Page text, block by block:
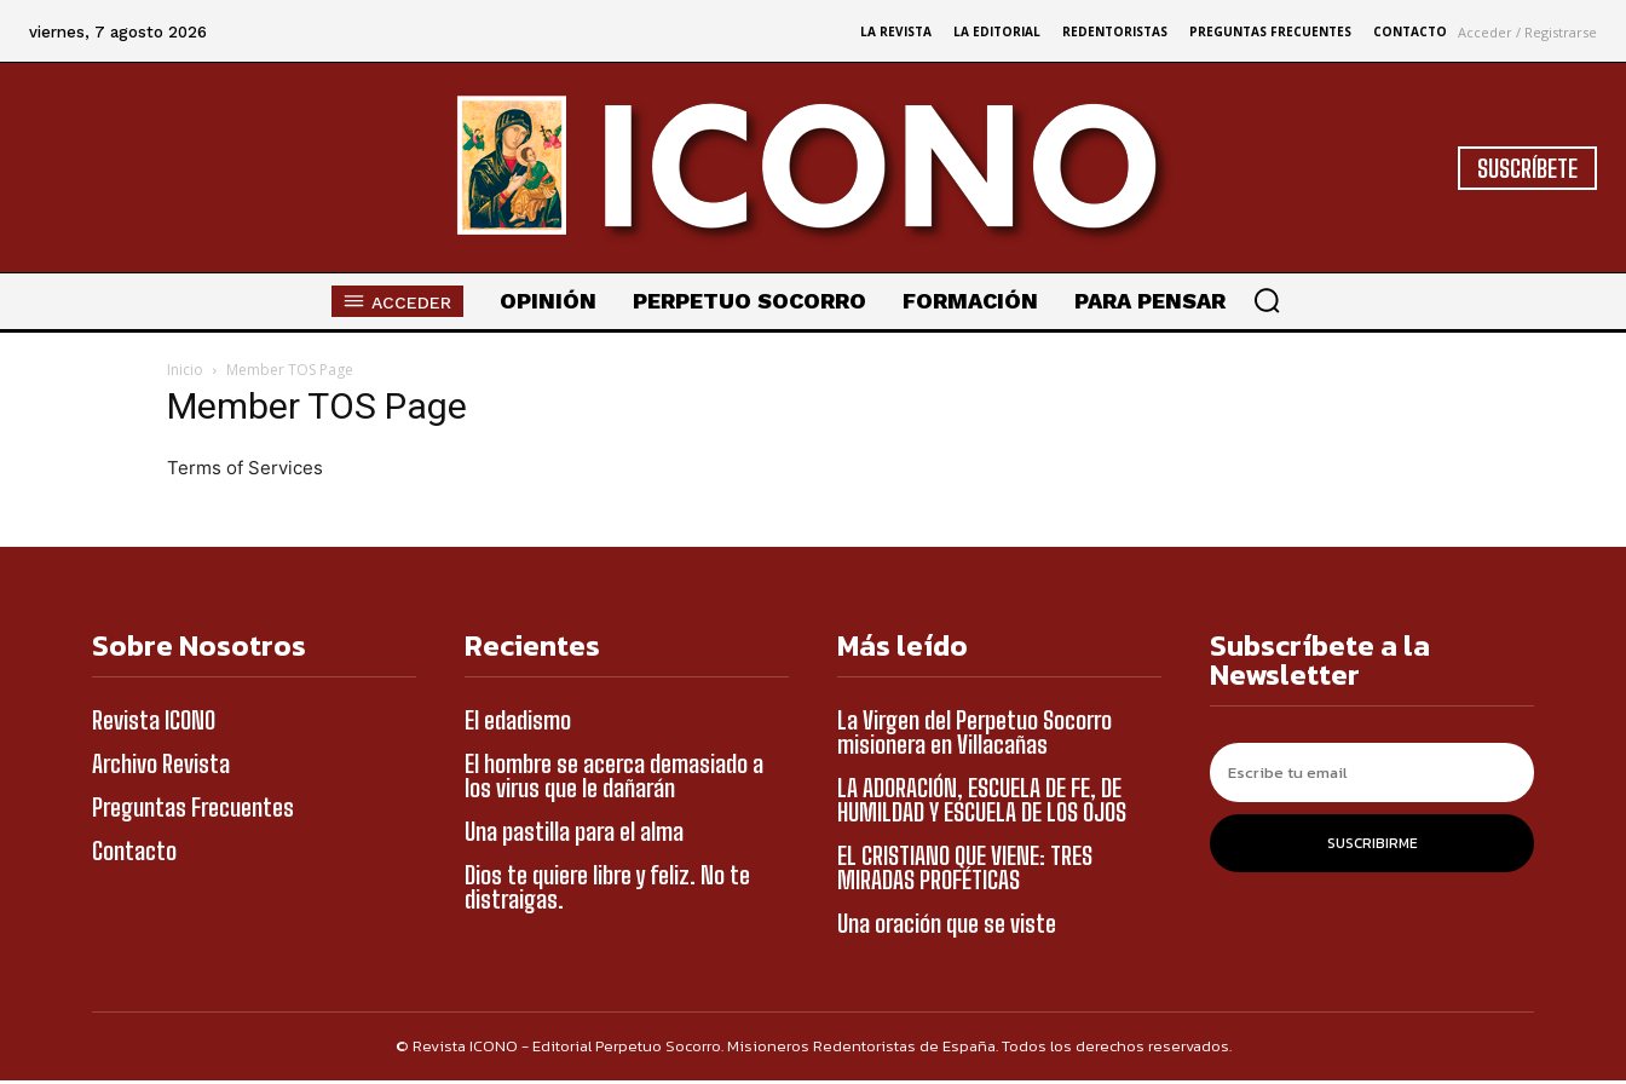
viernes, 7 agosto 2026 LA REVISTA LA EDITORIAL REDENTORISTAS PREGUNTAS FRECUENTES CONTACTO Acceder / Registrarse
SUSCRÍBETE
ACCEDER OPINIÓN PERPETUO SOCORRO FORMACIÓN PARA PENSAR
Inicio Member TOS Page
Member TOS Page
Terms of Services
Sobre Nosotros
Revista ICONO
Archivo Revista
Preguntas Frecuentes
Contacto
Recientes
El edadismo
El hombre se acerca demasiado a
los virus que le dañarán
Una pastilla para el alma
Dios te quiere libre y feliz. No te
distraigas.
Más leído
La Virgen del Perpetuo Socorro
misionera en Villacañas
LA ADORACIÓN, ESCUELA DE FE, DE
HUMILDAD Y ESCUELA DE LOS OJOS
EL CRISTIANO QUE VIENE: TRES
MIRADAS PROFÉTICAS
Una oración que se viste
Subscríbete a la
Newsletter
SUSCRIBIRME
© Revista ICONO - Editorial Perpetuo Socorro. Misioneros Redentoristas de España. Todos los derechos reservados.